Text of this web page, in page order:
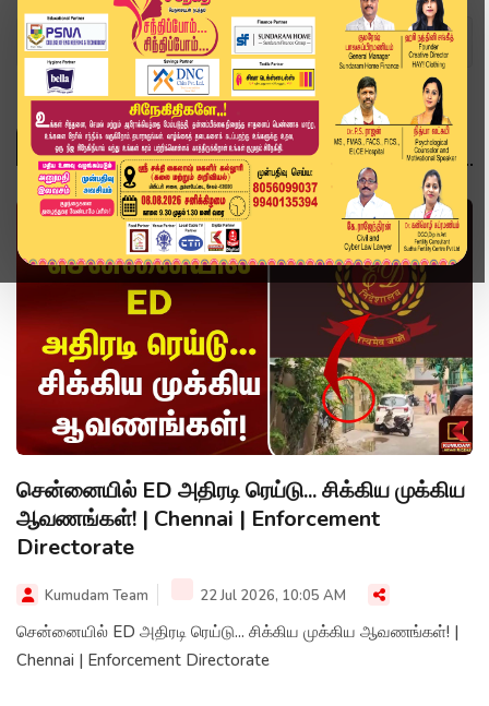
Home Topics
சென்னையில் ED அதிரடி ரெய்டு... சிக்கிய முக்கிய
ஆவணங்கள்! | Chennai | Enforcement
Directorate
Kumudam Team 22 Jul 2026, 10:05 AM
சென்னையில் ED அதிரடி ரெய்டு... சிக்கிய முக்கிய ஆவணங்கள்! |
Chennai | Enforcement Directorate